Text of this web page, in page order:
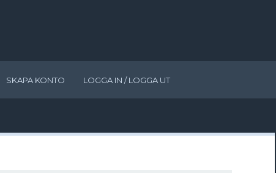
SKAPA KONTO LOGGA IN / LOGGA UT